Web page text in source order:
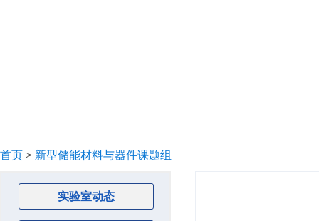
首页 > 新型储能材料与器件课题组
实验室动态